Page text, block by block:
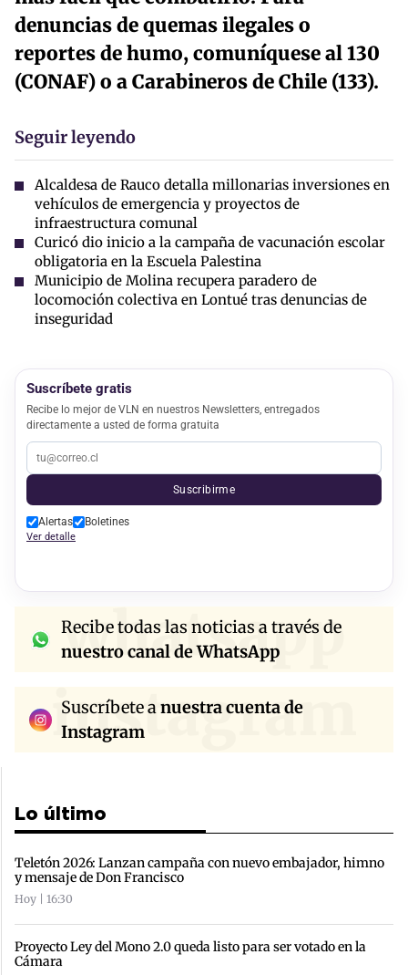
denuncias de quemas ilegales o
reportes de humo, comuníquese al 130
(CONAF) o a Carabineros de Chile (133).
Seguir leyendo
Alcaldesa de Rauco detalla millonarias inversiones en
vehículos de emergencia y proyectos de
infraestructura comunal
Curicó dio inicio a la campaña de vacunación escolar
obligatoria en la Escuela Palestina
Municipio de Molina recupera paradero de
locomoción colectiva en Lontué tras denuncias de
inseguridad
Suscríbete gratis
Recibe lo mejor de VLN en nuestros Newsletters, entregados
directamente a usted de forma gratuita
Suscribirme
Alertas Boletines
Ver detalle
whatsapp
Recibe todas las noticias a través de
nuestro canal de WhatsApp
instagram
Suscríbete anuestra cuenta de
Instagram
Lo último
Teletón 2026: Lanzan campaña con nuevo embajador, himno
y mensaje de Don Francisco
Hoy | 16:30
Proyecto Ley del Mono 2.0 queda listo para ser votado en la
Cámara